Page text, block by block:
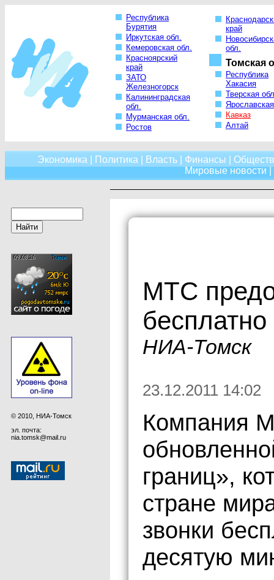
Республика
Бурятия
Иркутская обл.
Кемеровская обл.
Красноярский
край
ЗАТО
Железногорск
Калининградская
обл.
Мурманская обл.
Ростов
край
обл.
Томская
Республика
Хакасия
Тверская
Кавказ
Алтай
Экономика Политика Власть| Финансы
Мировые новости
© 2010, НИА-Томск
эл. почта:
nia.tomsk@mail.ru
МТС
НИА-Томск
23.12.2011 14:02
Компания
границ»,
стране
звонки
десятую